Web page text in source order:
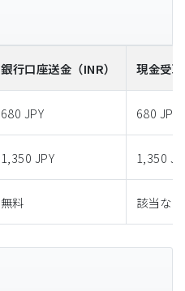
銀行口座送金 （INR） 現金受取
680 JPY 680 JPY
1,350 JPY 1,350
無料 該当なし